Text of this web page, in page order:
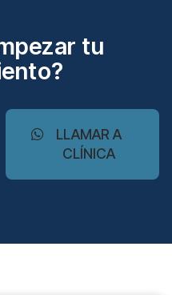
tu
LLAMAR A
CLÍNICA